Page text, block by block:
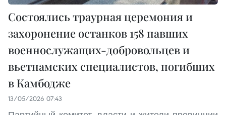
Состоялись траурная церемония и
захоронение останков 158 павших
военнослужащих-добровольцев и
вьетнамских специалистов, погибших
в Камбодже
13/05/2026 07:43